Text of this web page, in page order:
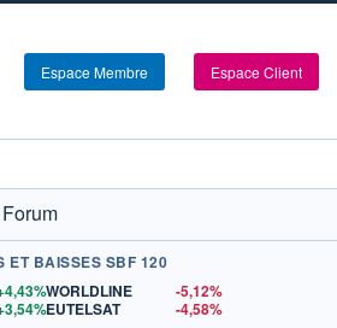
Espace Membre Espace Client
Forum
ET BAISSES SBF 120
WORLDLINE
-5,12%
EUTELSAT
-4,58%